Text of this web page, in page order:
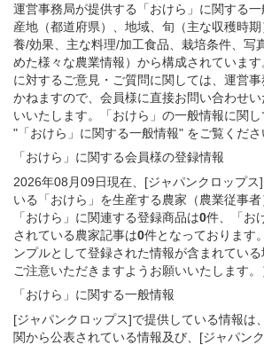
運営事務局が提供する「おけら」に関する一
産地（都道府県）、地域、旬（主な収穫時
養/効果、主な料理/加工食品、栽培条件、写
めた様々な農業情報）から構成されていま
に対するご意見・ご質問に関しては、運営
かねますので、会員様に直接お問い合わせ
いいたします。「おけら」の一般情報に関
"「おけら」に関する一般情報" をご覧くださ
「おけら」 に関する会員様の登録情報
2026年08月09日現在、[ジャパンクロップス
いる「おけら」を生産する農家（農業従事
「おけら」に関連する登録商品は0件、「お
されている農家記事は0件となっております
ンプルとして登録された情報が含まれている
ご注意いただきますようお願いいたします。
「おけら」 に関する一般情報
[ジャパンクロップス]で提供している情報は
関から公表されている情報及び、[ジャパン